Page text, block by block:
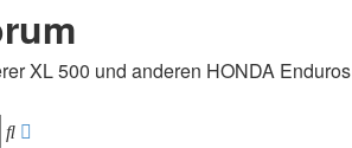
XL 500 und anderen HONDA Enduros
Suche